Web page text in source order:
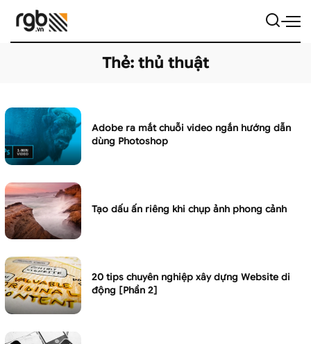
Thẻ: thủ thuật
Adobe ra mắt chuỗi video ngắn hướng dẫn
dùng Photoshop
Tạo dấu ấn riêng khi chụp ảnh phong cảnh
20 tips chuyên nghiệp xây dựng Website di
động [Phần 2]